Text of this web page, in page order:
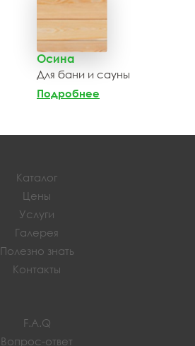
Осина
Для бани и сауны
Подробнее
Каталог
Цены
Услуги
Галерея
Полезно знать
Контакты
F.A.Q
Вопрос-ответ